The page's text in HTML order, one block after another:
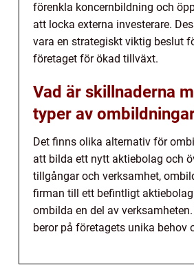
förenkla koncernbildning och
att locka externa investerare.
vara en strategiskt viktig beslut
företaget för ökad tillväxt.
Vad är skillnaderna
typer av
Det finns olika alternativ för
att bilda ett nytt aktiebolag och
tillgångar och verksamhet,
firman till ett befintligt
ombilda en del av
beror på företagets unika behov